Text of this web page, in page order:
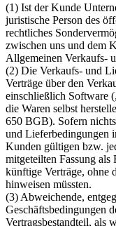
(1) Ist der Kunde
juristische Person des
rechtliches
zwischen uns und dem
Allgemeinen Verkaufs-
(2) Die Verkaufs- und
Verträge über den
einschließlich Software
die Waren selbst
650 BGB). Sofern
und Lieferbedingungen
Kunden gültigen bzw.
mitgeteilten Fassung
künftige Verträge, ohne
hinweisen müssten.
(3) Abweichende,
Geschäftsbedingungen
Vertragsbestandteil, als